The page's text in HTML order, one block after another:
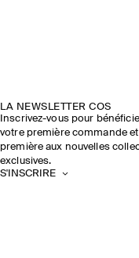
LA NEWSLETTER COS
Inscrivez-vous pour
votre première commande
première aux nouvelles
exclusives.
S'INSCRIRE